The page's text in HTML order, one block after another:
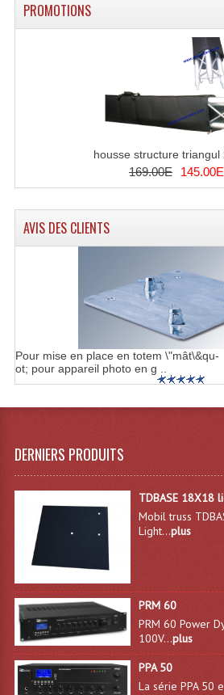
Platines Disque
Lecteurs Cd À Plats
Lecteurs Cd À Plats
Lecteurs Double Cd
Lecteurs Double Cd
Digital Package Et
Enregistreur
Platines Dvd Pour
Platines Cassettes
Micro Sans Fil HF VHF
Micro Sans Fil HF UHF
Microphones De
Multi-Effets, Reverbes
Peripheriques Traitements Et
PROMOTIONS
housse structure triangul
169.00E 145.00E
AVIS DES CLIENTS
Pour mise en place en totem \"mât\&qu-
ot; pour appareil photo en g ..
DERNIERS PRODUITS
TDBASE 18X18
Mobil truss
Light...plus
PRM 60
PRM 60 Power
100V...plus
PPA 50
La série PPA 50